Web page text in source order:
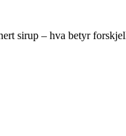
sirup – hva betyr